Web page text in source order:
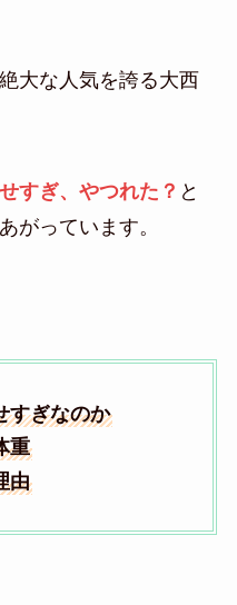
大な人気を誇る大西
すぎ、やつれた？ と
がっています。
すぎなのか
重
由